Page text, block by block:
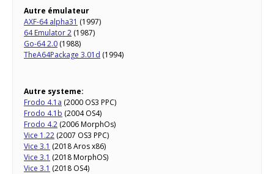
Autre émulateur
AXF-64 alpha31 (1997)
64 Emulator 2 (1987)
Go-64 2.0 (1988)
TheA64Package 3.01d (1994)
Autre systeme:
Frodo 4.1a (2000 OS3 PPC)
Frodo 4.1b (2004 OS4)
Frodo 4.2 (2006 MorphOs)
Vice 1.22 (2007 OS3 PPC)
Vice 3.1 (2018 Aros x86)
Vice 3.1 (2018 MorphOS)
Vice 3.1 (2018 OS4)